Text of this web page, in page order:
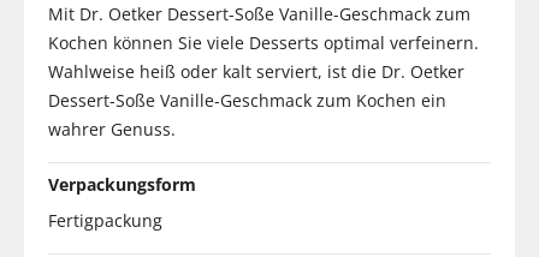
Mit Dr. Oetker Dessert-Soße Vanille-Geschmack zum
Kochen können Sie viele Desserts optimal verfeinern.
Wahlweise heiß oder kalt serviert, ist die Dr. Oetker
Dessert-Soße Vanille-Geschmack zum Kochen ein
wahrer Genuss.
Verpackungsform
Fertigpackung